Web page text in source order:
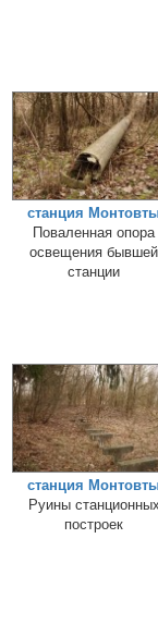
станция
Поваленная опора
освещения бывшей
станции
станция
Руины станционных
построек